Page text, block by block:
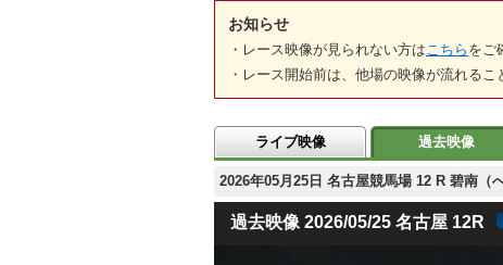
お知らせ
・レース映像が見られない方は こちら をご
・レース開始前は、他場の映像が流れるこ
ライブ映像 過去映像
2026年05月25日 名古屋競馬場 12 R 碧南
過去映像 2026/05/25 名古屋 12R